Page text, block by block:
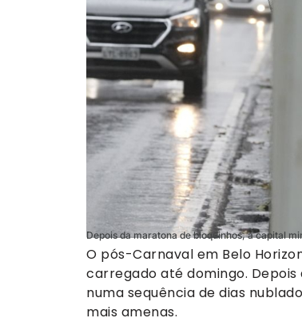
Depois da maratona de bloquinhos, a capital
O pós-Carnaval em Belo
carregado até domingo.
numa sequência de dias
mais amenas.